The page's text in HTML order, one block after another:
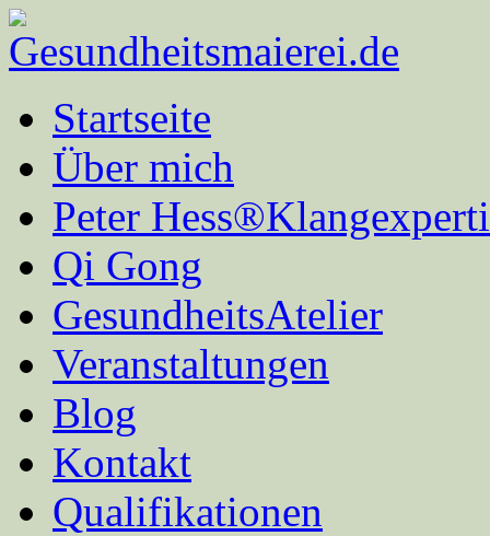
Startseite
Über mich
Peter
Qi Gong
GesundheitsAtelier
Veranstaltungen
Blog
Kontakt
Qualifikationen